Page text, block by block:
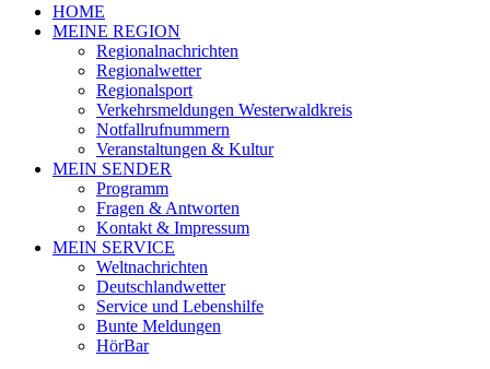
HOME
MEINE REGION
Regionalnachrichten
Regionalwetter
Regionalsport
Verkehrsmeldungen Westerwaldkreis
Notfallrufnummern
Veranstaltungen & Kultur
MEIN SENDER
Programm
Fragen & Antworten
Kontakt & Impressum
MEIN SERVICE
Weltnachrichten
Deutschlandwetter
Service und Lebenshilfe
Bunte Meldungen
HörBar